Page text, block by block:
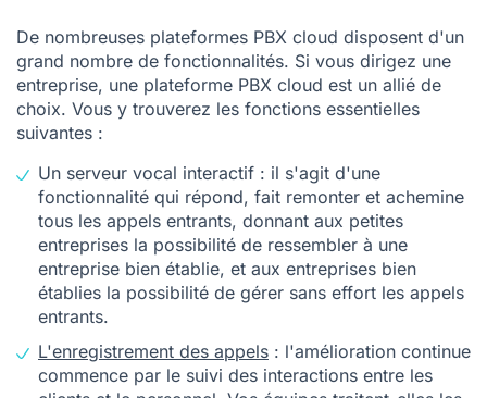
De nombreuses plateformes PBX cloud disposent d'un
grand nombre de fonctionnalités. Si vous dirigez une
entreprise, une plateforme PBX cloud est un allié de
choix. Vous y trouverez les fonctions essentielles
suivantes :
Un serveur vocal interactif : il s'agit d'une
fonctionnalité qui répond, fait remonter et achemine
tous les appels entrants, donnant aux petites
entreprises la possibilité de ressembler à une
entreprise bien établie, et aux entreprises bien
établies la possibilité de gérer sans effort les appels
entrants.
L'enregistrement des appels : l'amélioration continue
commence par le suivi des interactions entre les